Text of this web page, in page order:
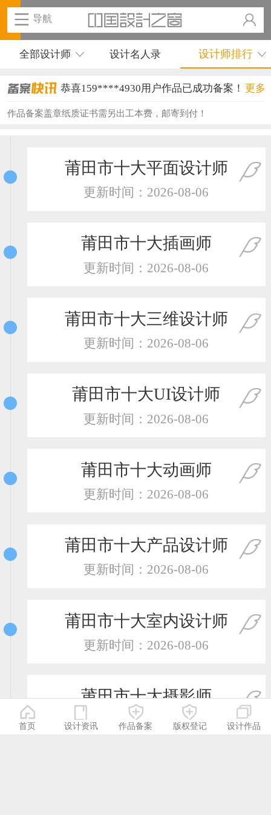
导航
全部设计师 设计名人录 设计师排行
恭喜159****4930用户作品已成功备案！
恭喜150****6483用户作品已成功备案！
恭喜159****4201用户作品已成功备案！
恭喜133****6466用户作品已成功备案！
恭喜133****8874用户作品已成功备案！
恭喜138****8638用户作品已成功备案！
恭喜136****9807用户作品已成功备案！
更多
作品备案盖章纸质证书需另出工本费，邮寄到付！
莆田市十大平面设计师
更新时间：2026-08-06
莆田市十大插画师
更新时间：2026-08-06
莆田市十大三维设计师
更新时间：2026-08-06
莆田市十大UI设计师
更新时间：2026-08-06
莆田市十大动画师
更新时间：2026-08-06
莆田市十大产品设计师
更新时间：2026-08-06
莆田市十大室内设计师
更新时间：2026-08-06
莆田市十大摄影师
更新时间：2026-08-06
首页 设计资讯 作品备案 版权登记 设计作品